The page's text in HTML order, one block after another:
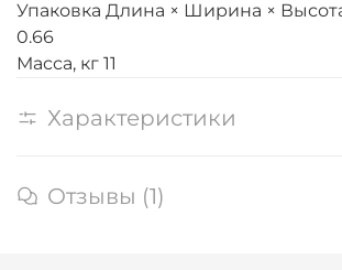
Упаковка Длина × Ширина × Высота,
0.66
Масса, кг 11
Характеристики
Отзывы (1)